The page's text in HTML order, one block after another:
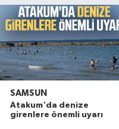
SAMSUN
Atakum'da denize
girenlere önemli uyarı